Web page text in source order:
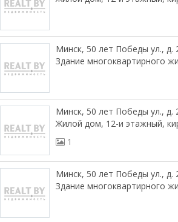
Минск, 50 лет Победы ул., д.
Здание многоквартирного
Минск, 50 лет Победы ул., д.
Жилой дом, 12-и этажный,
1
Минск, 50 лет Победы ул., д.
Здание многоквартирного